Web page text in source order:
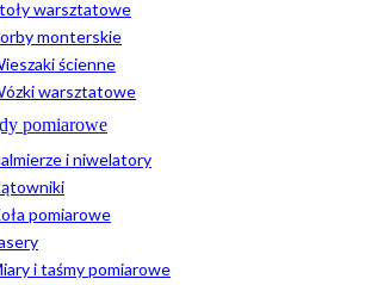
warsztatowe
monterskie
ścienne
warsztatowe
pomiarowe
i niwelatory
pomiarowe
i taśmy pomiarowe